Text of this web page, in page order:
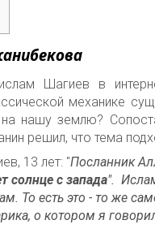
Шагиев в
механике
на нашу землю?
решил, что тема
13 лет: "Посланник
солнце с запада".
То есть это - то же
о котором я